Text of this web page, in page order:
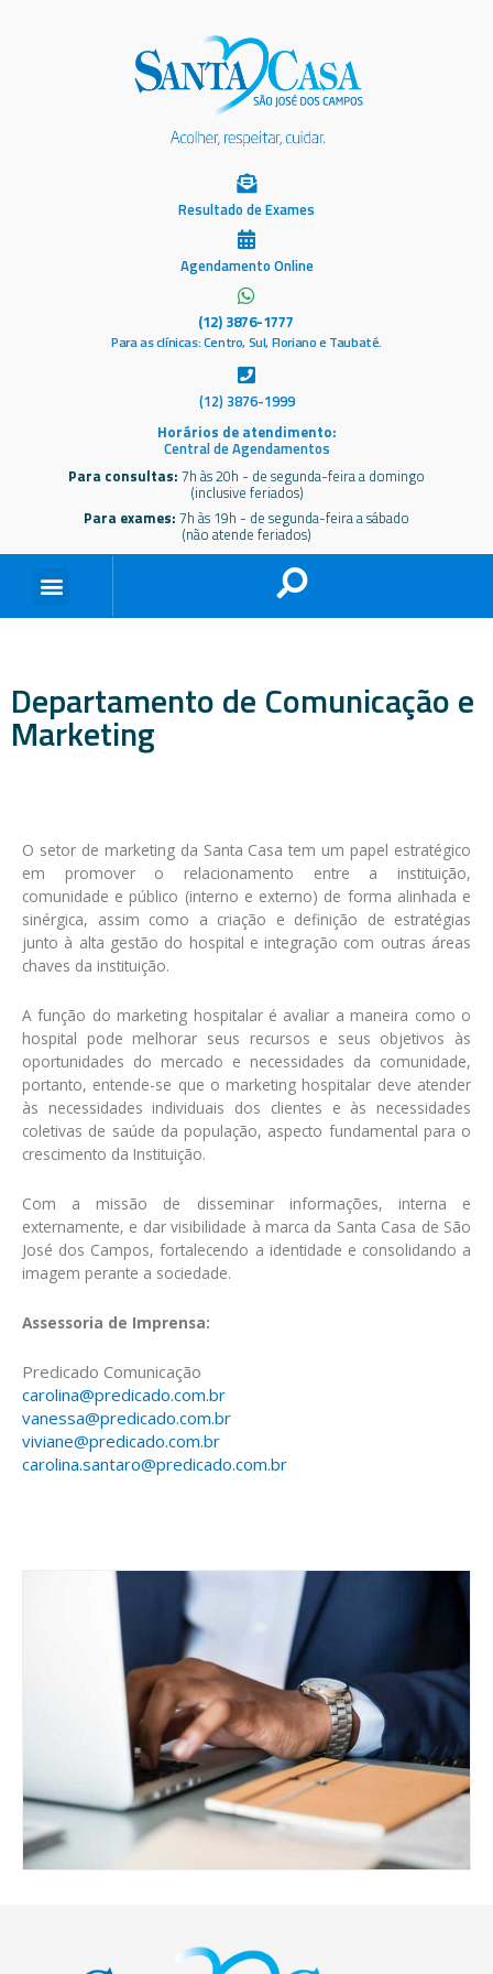
Resultado de Exames
Agendamento Online
(12) 3876-1777
Para as clínicas: Centro, Sul, Floriano e Taubaté.
(12) 3876-1999
Horários de atendimento:
Central de Agendamentos
Para consultas: 7h às 20h - de segunda-feira a domingo
(inclusive feriados)
Para exames: 7h às 19h - de segunda-feira a sábado
(não atende feriados)
Departamento de Comunicação e
Marketing
O setor de marketing da Santa Casa tem um papel estratégico
em promover o relacionamento entre a instituição,
comunidade e público (interno e externo) de forma alinhada e
sinérgica, assim como a criação e definição de estratégias
junto à alta gestão do hospital e integração com outras áreas
chaves da instituição.
A função do marketing hospitalar é avaliar a maneira como o
hospital pode melhorar seus recursos e seus objetivos às
oportunidades do mercado e necessidades da comunidade,
portanto, entende-se que o marketing hospitalar deve atender
às necessidades individuais dos clientes e às necessidades
coletivas de saúde da população, aspecto fundamental para o
crescimento da Instituição.
Com a missão de disseminar informações, interna e
externamente, e dar visibilidade à marca da Santa Casa de São
José dos Campos, fortalecendo a identidade e consolidando a
imagem perante a sociedade.
Assessoria de Imprensa:
Predicado Comunicação
carolina@predicado.com.br
vanessa@predicado.com.br
viviane@predicado.com.br
carolina.santaro@predicado.com.br